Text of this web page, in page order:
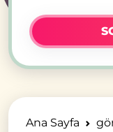
Ana Sayfa